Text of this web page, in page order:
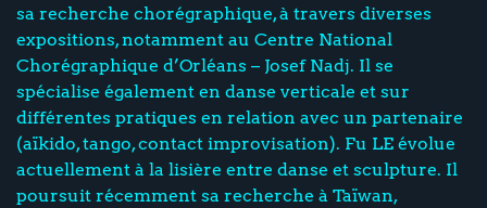
sa recherche chorégraphique, à travers diverses
expositions, notamment au Centre National
Chorégraphique d’Orléans – Josef Nadj. Il se
spécialise également en danse verticale et sur
différentes pratiques en relation avec un partenaire
(aïkido, tango, contact improvisation). Fu LE évolue
actuellement à la lisière entre danse et sculpture. Il
poursuit récemment sa recherche à Taïwan,